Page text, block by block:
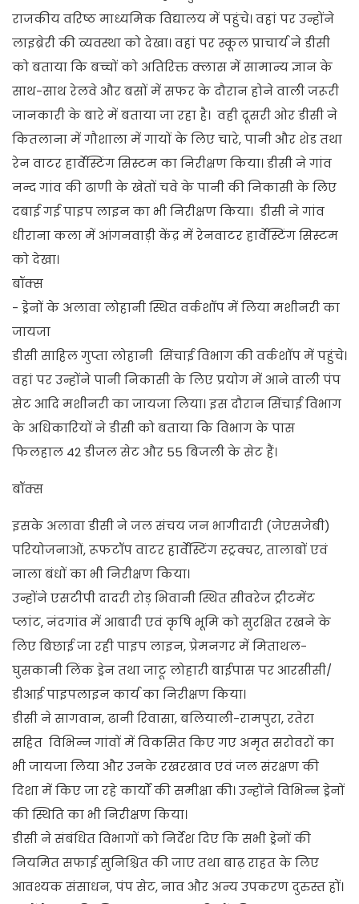
राजकीय वरिष्ठ माध्यमिक विद्यालय में पहुंचे। वहां पर उन्होंने
लाइब्रेरी की व्यवस्था को देखा। वहां पर स्कूल प्राचार्य ने डीसी
को बताया कि बच्चों को अतिरिक्त क्लास में सामान्य ज्ञान के
साथ-साथ रेलवे और बसों में सफर के दौरान होने वाली जरूरी
जानकारी के बारे में बताया जा रहा है। वही दूसरी ओर डीसी ने
कितलाना में गौशाला में गायों के लिए चारे, पानी और शेड तथा
रेन वाटर हार्वेस्टिंग सिस्टम का निरीक्षण किया। डीसी ने गांव
नन्द गांव की ढाणी के खेतों चवे के पानी की निकासी के लिए
दबाई गई पाइप लाइन का भी निरीक्षण किया। डीसी ने गांव
धीराना कला में आंगनवाड़ी केंद्र में रेनवाटर हार्वेस्टिंग सिस्टम
को देखा।
बॉक्स
- ड्रेनों के अलावा लोहानी स्थित वर्कशॉप में लिया मशीनरी का
जायजा
डीसी साहिल गुप्ता लोहानी सिंचाई विभाग की वर्कशॉप में पहुंचे।
वहां पर उन्होंने पानी निकासी के लिए प्रयोग में आने वाली पंप
सेट आदि मशीनरी का जायजा लिया। इस दौरान सिंचाई विभाग
के अधिकारियों ने डीसी को बताया कि विभाग के पास
फिलहाल 42 डीजल सेट और 55 बिजली के सेट हैं।
बॉक्स
इसके अलावा डीसी ने जल संचय जन भागीदारी (जेएसजेबी)
परियोजनाओं, रूफटॉप वाटर हार्वेस्टिंग स्ट्रक्चर, तालाबों एवं
नाला बंधों का भी निरीक्षण किया।
उन्होंने एसटीपी दादरी रोड़ भिवानी स्थित सीवरेज ट्रीटमेंट
प्लांट, नंदगांव में आबादी एवं कृषि भूमि को सुरक्षित रखने के
लिए बिछाई जा रही पाइप लाइन, प्रेमनगर में मिताथल-
घुसकानी लिंक ड्रेन तथा जाटू लोहारी बाईपास पर आरसीसी/
डीआई पाइपलाइन कार्य का निरीक्षण किया।
डीसी ने सागवान, ढानी रिवासा, बलियाली-रामपुरा, रतेरा
सहित विभिन्न गांवों में विकसित किए गए अमृत सरोवरों का
भी जायजा लिया और उनके रखरखाव एवं जल संरक्षण की
दिशा में किए जा रहे कार्यों की समीक्षा की। उन्होंने विभिन्न ड्रेनों
की स्थिति का भी निरीक्षण किया।
डीसी ने संबंधित विभागों को निर्देश दिए कि सभी ड्रेनों की
नियमित सफाई सुनिश्चित की जाए तथा बाढ़ राहत के लिए
आवश्यक संसाधन, पंप सेट, नाव और अन्य उपकरण दुरुस्त हों।